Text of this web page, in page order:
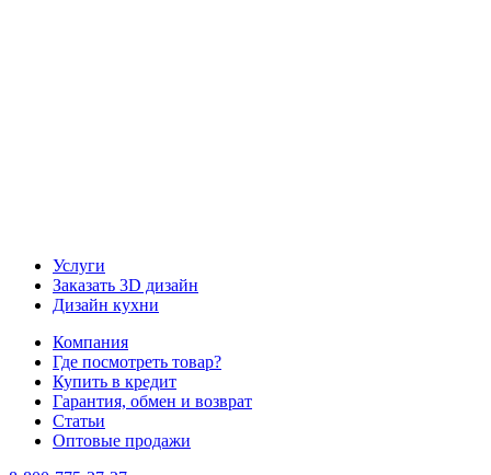
Услуги
Заказать 3D дизайн
Дизайн кухни
Компания
Где посмотреть товар?
Купить в кредит
Гарантия, обмен и возврат
Статьи
Оптовые продажи